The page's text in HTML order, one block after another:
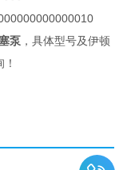
泵 ，具体型号及伊顿